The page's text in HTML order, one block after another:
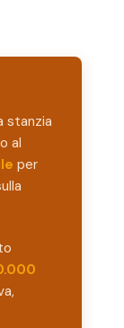
stanzia
al
per